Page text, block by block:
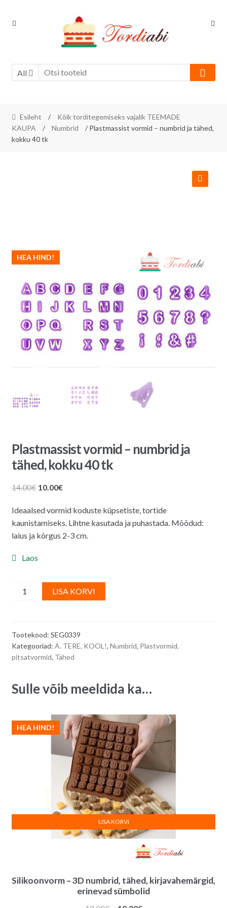
Skip
Skip
All
Esileht /
Kõik torditegemiseks vajalik TEEMADE
KAUPA
/ Numbrid
/ Plastmassist vormid – numbrid ja tähed,
kokku 40 tk
HEA HIND!
Plastmassist vormid – numbrid ja
tähed, kokku 40 tk
14.00€ Algne
oli:
14.00€.
10.00€Praegune
on:
10.00€.
Ideaalsed vormid koduste küpsetiste, tortide
kaunistamiseks. Lihtne kasutada ja puhastada. Mõõdud:
laius ja kõrgus 2-3 cm.
Laos
Plastmassist
ja
tähed,
kokku
tk
LISA KORVI
n
i
e
:
Tootekood: SEG0339
Kategooriad: A. TERE, KOOL!, Numbrid, Plastvormid,
pitsatvormid, Tähed
Sulle võib meeldida ka…
Silikoonvorm – 3D numbrid, tähed, kirjavahemärgid,
erinevad sümbolid
HEA HIND!
LISA KORVI